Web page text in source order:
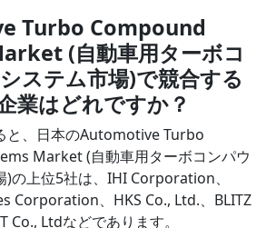
Turbo Compound
(自動車用ターボコ
ステム市場)で競合する
業はどれですか？
と、日本のAutomotive Turbo
Market (自動車用ターボコンパウ
)の上位5社は、IHI Corporation、
Corporation、HKS Co., Ltd.、BLITZ
Co., Ltdなどであります。